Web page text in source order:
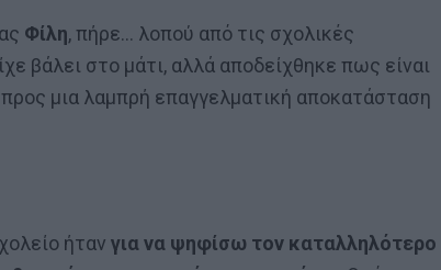
Φίλη, πήρε… λοπού από τις σχολικές
βάλει στο μάτι, αλλά αποδείχθηκε πως είναι
μια λαμπρή επαγγελματική αποκατάσταση
ήταν για να ψηφίσω τον καταλληλότερο